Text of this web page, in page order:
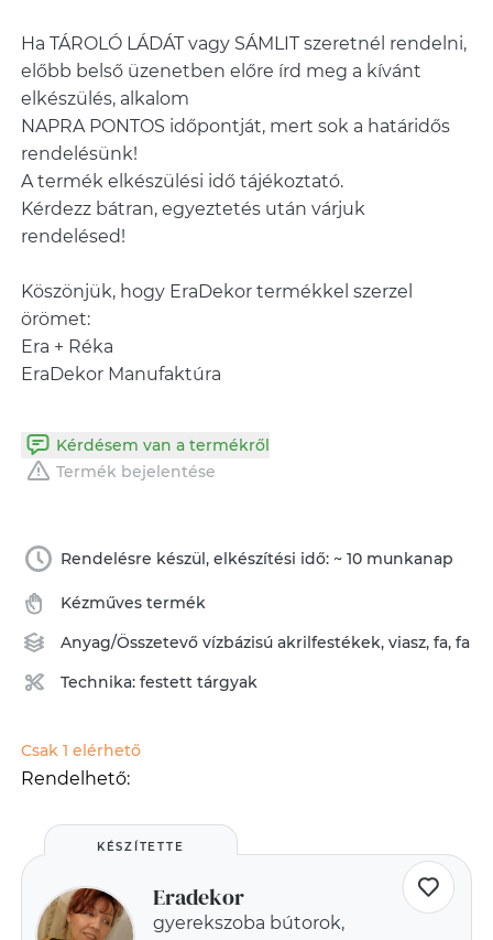
Ha TÁROLÓ LÁDÁT vagy SÁMLIT szeretnél rendelni,
előbb belső üzenetben előre írd meg a kívánt
elkészülés, alkalom
NAPRA PONTOS időpontját, mert sok a határidős
rendelésünk!
A termék elkészülési idő tájékoztató.
Kérdezz bátran, egyeztetés után várjuk
rendelésed!
Köszönjük, hogy EraDekor termékkel szerzel
örömet:
Era + Réka
EraDekor Manufaktúra
Kérdésem van a termékről
Termék bejelentése
Rendelésre készül, elkészítési idő: ~ 10 munkanap
Kézműves termék
Anyag/Összetevővízbázisú akrilfestékek,viasz,fa,fa
Technika:festett tárgyak
Csak 1 elérhető
Rendelhető:
KÉSZÍTETTE
Eradekor
gyerekszoba bútorok,